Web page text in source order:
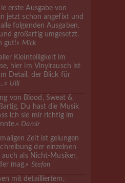
erste Ausgabe von
jetzt schon angefixt und
folgenden Ausgaben.
großartig umgesetzt.
gut!« Mick
Kleinteiligkeit im
hier im Vinylrausch ist
Detail, der Blick für
Ulli
von Blood, Sweat &
Du hast die Musik
ich sie mir richtig im
Damir
Zeit ist gelungen
der einzelnen
auch als Nicht-Musiker,
mag.« Stefan
mit detailliertem,